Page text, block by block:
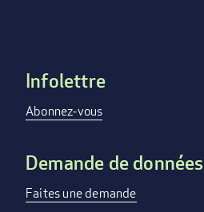
Footer
menu
Infolettre
Abonnez-vous
Demande de données
Faites une demande